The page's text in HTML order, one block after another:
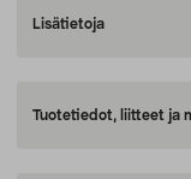
Lisätietoja
Tuotetiedot, liitteet ja